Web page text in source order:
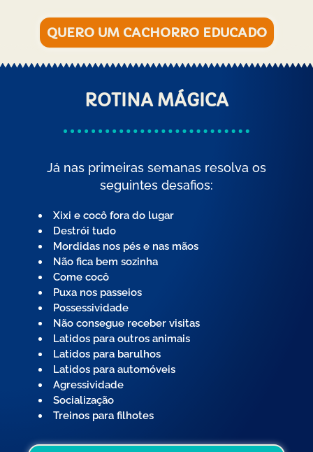
QUERO UM CACHORRO EDUCADO
ROTINA MÁGICA
Já nas primeiras semanas resolva os
seguintes desafios:
Xixi e cocô fora do lugar
Destrói tudo
Mordidas nos pés e nas mãos
Não fica bem sozinha
Come cocô
Puxa nos passeios
Possessividade
Não consegue receber visitas
Latidos para outros animais
Latidos para barulhos
Latidos para automóveis
Agressividade
Socialização
Treinos para filhotes